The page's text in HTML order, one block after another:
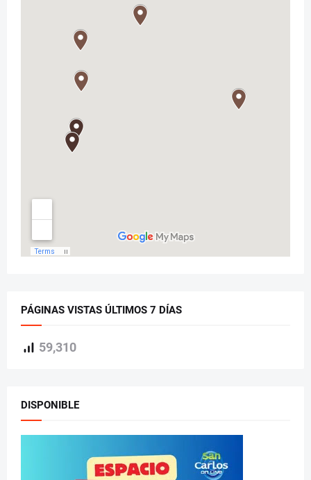
PÁGINAS VISTAS ÚLTIMOS 7 DÍAS
59,310
DISPONIBLE